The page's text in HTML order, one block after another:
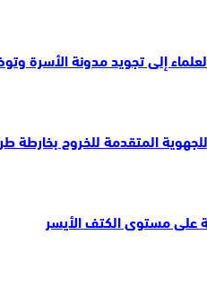
إلى تجويد مدونة الأسرة
على مستوى الكتف الأيسر